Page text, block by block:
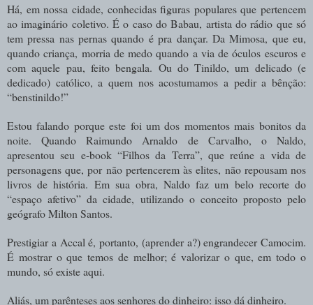
Há, em nossa cidade, conhecidas figuras populares que pertencem
ao imaginário coletivo. É o caso do Babau, artista do rádio que só
tem pressa nas pernas quando é pra dançar. Da Mimosa, que eu,
quando criança, morria de medo quando a via de óculos escuros e
com aquele pau, feito bengala. Ou do Tinildo, um delicado (e
dedicado) católico, a quem nos acostumamos a pedir a bênção:
“benstinildo!”
Estou falando porque este foi um dos momentos mais bonitos da
noite. Quando Raimundo Arnaldo de Carvalho, o Naldo,
apresentou seu e-book “Filhos da Terra”, que reúne a vida de
personagens que, por não pertencerem às elites, não repousam nos
livros de história. Em sua obra, Naldo faz um belo recorte do
“espaço afetivo” da cidade, utilizando o conceito proposto pelo
geógrafo Milton Santos.
Prestigiar a Accal é, portanto, (aprender a?) engrandecer Camocim.
É mostrar o que temos de melhor; é valorizar o que, em todo o
mundo, só existe aqui.
Aliás, um parênteses aos senhores do dinheiro: isso dá dinheiro.